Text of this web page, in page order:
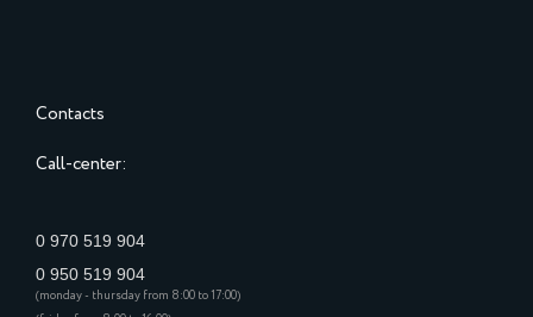
Contacts
Call-center:
0 970 519 904
0 950 519 904
(monday - thursday from 8:00 to 17:00)